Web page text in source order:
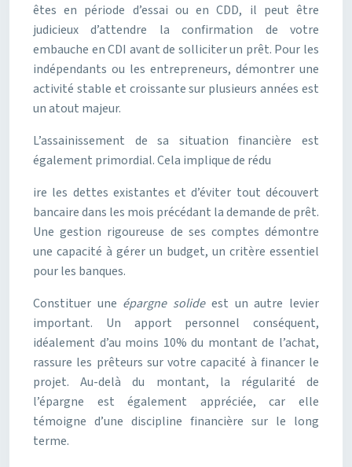
êtes en période d’essai ou en CDD, il peut être
judicieux d’attendre la confirmation de votre
embauche en CDI avant de solliciter un prêt. Pour les
indépendants ou les entrepreneurs, démontrer une
activité stable et croissante sur plusieurs années est
un atout majeur.
L’assainissement de sa situation financière est
également primordial. Cela implique de rédu
ire les dettes existantes et d’éviter tout découvert
bancaire dans les mois précédant la demande de prêt.
Une gestion rigoureuse de ses comptes démontre
une capacité à gérer un budget, un critère essentiel
pour les banques.
Constituer une épargne solideest un autre levier
important. Un apport personnel conséquent,
idéalement d’au moins 10% du montant de l’achat,
rassure les prêteurs sur votre capacité à financer le
projet. Au-delà du montant, la régularité de
l’épargne est également appréciée, car elle
témoigne d’une discipline financière sur le long
terme.